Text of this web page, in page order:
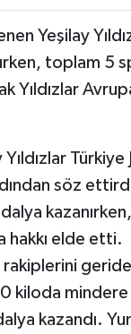
Yeşilay
toplam 5
Yıldızlar
Türkiye
söz ettirdi.
hakkı elde etti.
geride
kiloda mindere
kazandı.